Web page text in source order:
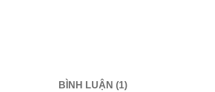
BÌNH LUẬN (1)